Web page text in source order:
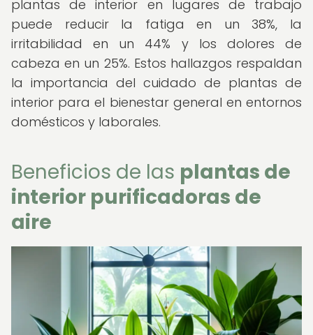
plantas de interior en lugares de trabajo
puede reducir la fatiga en un 38%, la
irritabilidad en un 44% y los dolores de
cabeza en un 25%. Estos hallazgos respaldan
la importancia del cuidado de plantas de
interior para el bienestar general en entornos
domésticos y laborales.
Beneficios de las plantas de
interior purificadoras de
aire